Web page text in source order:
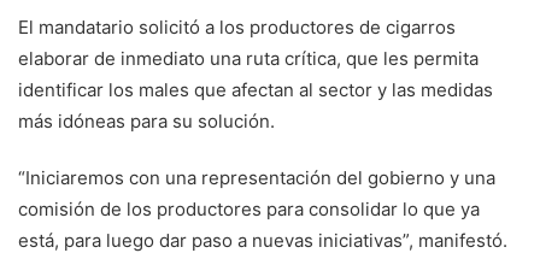
El mandatario solicitó a los productores de cigarros
elaborar de inmediato una ruta crítica, que les permita
identificar los males que afectan al sector y las medidas
más idóneas para su solución.
“Iniciaremos con una representación del gobierno y una
comisión de los productores para consolidar lo que ya
está, para luego dar paso a nuevas iniciativas”, manifestó.